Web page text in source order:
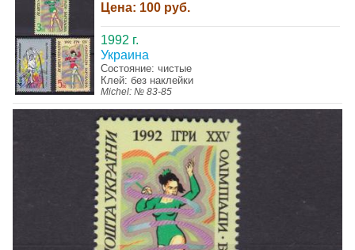
Цена: 100 руб.
1992 г.
Украина
Состояние: чистые
Клей: без наклейки
Michel: № 83-85